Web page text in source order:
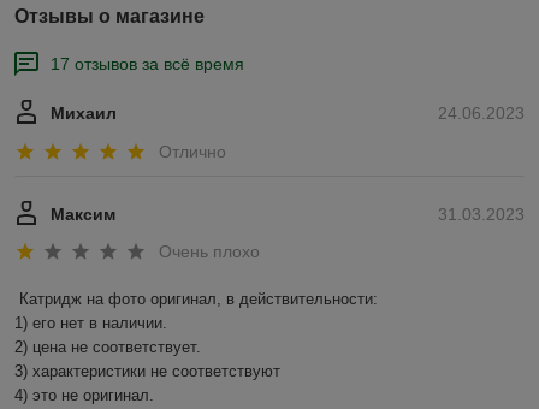
Отзывы о магазине
17 отзывов за всё время
24.06.2023
Михаил
Отлично
31.03.2023
Максим
Очень плохо
Катридж на фото оригинал, в действительности:
1) его нет в наличии.
2) цена не соответствует.
3) характеристики не соответствуют
4) это не оригинал.